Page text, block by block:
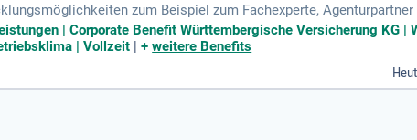
zum Beispiel zum Fachexperte, Agenturpartner
Ort.
| Corporate Benefit Württembergische Versicherung KG |
| Vollzeit |+weitere Benefits